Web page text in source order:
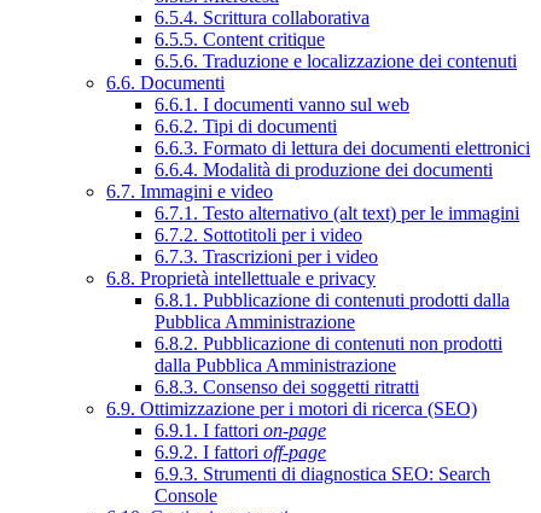
6.5.4. Scrittura collaborativa
6.5.5. Content critique
6.5.6. Traduzione e localizzazione dei contenuti
6.6. Documenti
6.6.1. I documenti vanno sul web
6.6.2. Tipi di documenti
6.6.3. Formato di lettura dei documenti elettronici
6.6.4. Modalità di produzione dei documenti
6.7. Immagini e video
6.7.1. Testo alternativo (alt text) per le immagini
6.7.2. Sottotitoli per i video
6.7.3. Trascrizioni per i video
6.8. Proprietà intellettuale e privacy
6.8.1. Pubblicazione di contenuti prodotti dalla
Pubblica Amministrazione
6.8.2. Pubblicazione di contenuti non prodotti
dalla Pubblica Amministrazione
6.8.3. Consenso dei soggetti ritratti
6.9. Ottimizzazione per i motori di ricerca (SEO)
6.9.1. I fattori on-page
6.9.2. I fattori off-page
6.9.3. Strumenti di diagnostica SEO: Search
Console